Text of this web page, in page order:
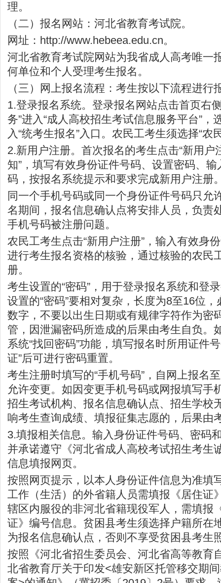
理。
（二）报名网站：河北省教育考试院。
网址：http://www.hebeea.edu.cn。
河北省教育考试院网站为我省成人高考唯一
何单位和个人受理考生报名。
（三）网上报名流程：考生按以下流程进行
1.登录报名系统。登录报名网站点击首页右
务”进入“成人高校招生考试信息服务平台”，
入“统考生报名”入口。农民工考生须选择“农
2.新用户注册。首次报名的考生点击“新用户
知”，填写有效身份证件号码、设置密码、
码，按报名系统提示和要求完成新用户注册
同一个手机号码或同一个身份证件号码只允
名期间，报名信息确认点将安排人员，负责
手机号码被注册问题。
农民工考生点击“新用户注册”，输入有效身
进行考生报名资格的核验，通过核验的农民
册。
考生设置的“密码”，用于登录报名系统和登
设置的“密码”要相对复杂，长度为8至16位
数字，不要以出生日期或有规律字符作为密
管，因泄漏密码所造成的后果由考生自负。
系统“找回密码”功能，填写报名时所用证件
证”后可进行密码重置。
考生注册时填写的“手机号码”，自网上报名
允许变更。如因变更手机号码或网报填写手
招生考试机构、报名信息确认点、招生学校
响考生查询成绩、填报征集志愿的，后果由
3.填报相关信息。输入身份证件号码、密码
并承诺遵守《河北省成人高校考试招生考生
信息填报网页。
按照网页提示，以本人身份证件信息为准填
工作（生活）的外省籍人员需填报《居住证
辖区内服役的非河北省籍现役军人，需填报
证》编号信息。贫困县考生须选择户籍所在
为报名信息确认点，否则不享受贫困县考生
按照《河北省招生委员会、河北省高等教育
北省教育厅关于印发<雄安新区托管移交期